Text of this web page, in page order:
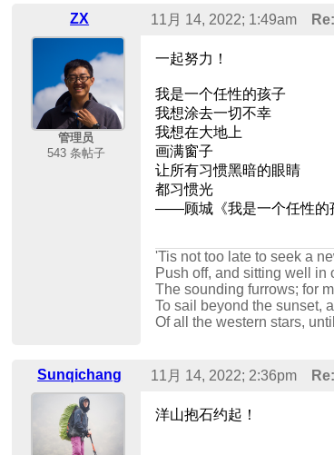
ZX 11月 14, 2022; 1:49am
管理员
543 条帖子
一起努力！
我是一个任性的孩子
我想涂去一切不幸
我想在大地上
画满窗子
让所有习惯黑暗的眼睛
都习惯光
——顾城《我是一个任性的
'Tis not too late to seek a
Push off, and sitting well in
The sounding furrows; for
To sail beyond the sunset,
Of all the western stars,
Sunqichang 11月 14, 2022; 2:36pm
洋山抱石约起！